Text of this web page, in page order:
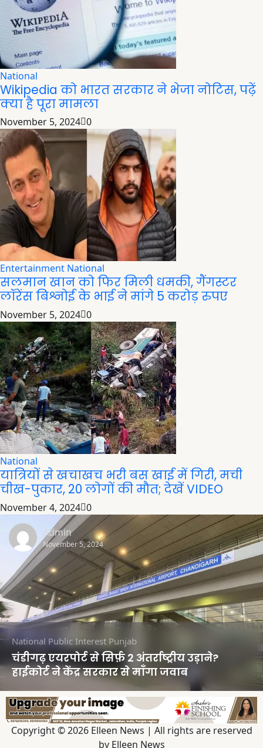
National
Wikipedia को भारत सरकार ने भेजा नोटिस, पढ़ें
क्या है पूरा मामला
November 5, 2024 0
Entertainment National
सलमान खान को फिर मिली धमकी, गैंगस्टर
लॉरेंस बिश्नोई के भाई ने मांगे 5 करोड़ रुपए
November 5, 2024 0
National
यात्रियों से खचाखच भरी बस खाई में गिरी, मची
चीख-पुकार, 20 लोगों की मौत; देखें VIDEO
November 4, 2024 0
Admin
November 5, 2024
National Public Interest Punjab
चंडीगढ़ एयरपोर्ट से सिर्फ़ 2 अंतर्राष्ट्रीय उड़ाने?
हाईकोर्ट ने केंद्र सरकार से माँगा जवाब
Copyright © 2026 Elleen News | All rights are reserved
by Elleen News